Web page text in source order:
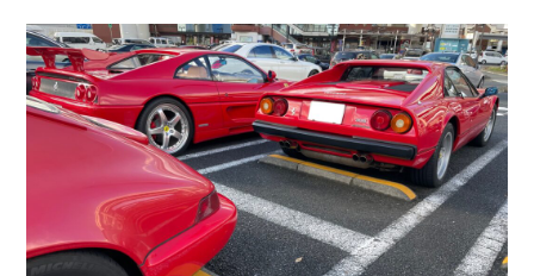
スタッフブログ 納車情報
ホーム T.U.C.GROUP